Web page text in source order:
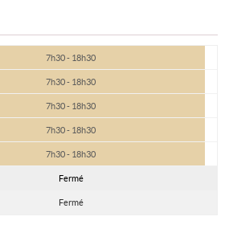
7h30 - 18h30
7h30 - 18h30
7h30 - 18h30
7h30 - 18h30
7h30 - 18h30
Fermé
Fermé